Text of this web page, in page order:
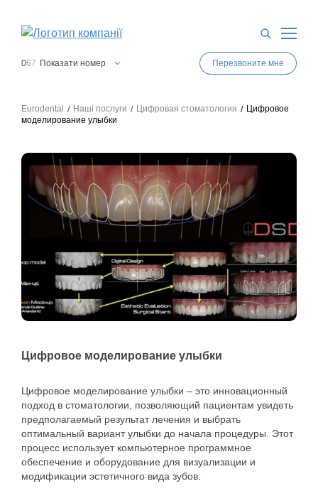
067 Показати номер
063 Показати номер
063 Показати номер
Перезвоните мне
Eurodental Наші послуги Цифровая стоматология
Цифровое
моделирование улыбки
Цифровое моделирование улыбки
Цифровое моделирование улыбки – это инновационный
подход в стоматологии, позволяющий пациентам увидеть
предполагаемый результат лечения и выбрать
оптимальный вариант улыбки до начала процедуры. Этот
процесс использует компьютерное программное
обеспечение и оборудование для визуализации и
модификации эстетичного вида зубов.